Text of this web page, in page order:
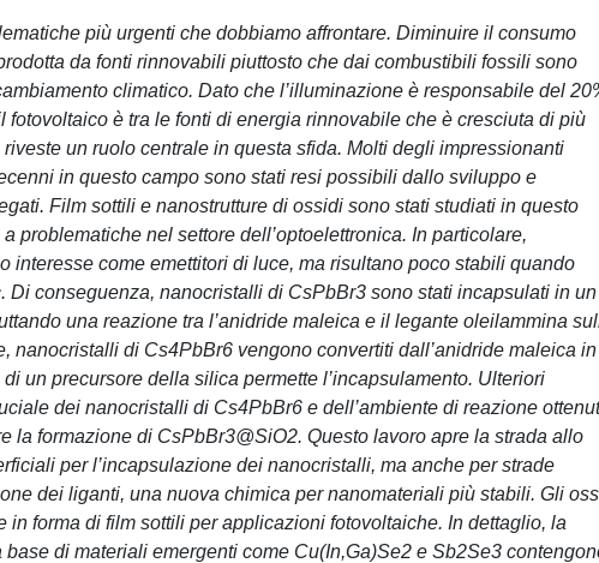
più urgenti che dobbiamo affrontare. Diminuire il consumo
da fonti rinnovabili piuttosto che dai combustibili fossili sono
climatico. Dato che l’illuminazione è responsabile del
è tra le fonti di energia rinnovabile che è cresciuta di più
un ruolo centrale in questa sfida. Molti degli impressionanti
in questo campo sono stati resi possibili dallo sviluppo e
Film sottili e nanostrutture di ossidi sono stati studiati in questo
problematiche nel settore dell’optoelettronica. In particolare,
interesse come emettitori di luce, ma risultano poco stabili quando
Di conseguenza, nanocristalli di CsPbBr3 sono stati incapsulati in un
una reazione tra l’anidride maleica e il legante oleilammina
nanocristalli di Cs4PbBr6 vengono convertiti dall’anidride maleica in
un precursore della silica permette l’incapsulamento. Ulteriori
dei nanocristalli di Cs4PbBr6 e dell’ambiente di reazione
la formazione di CsPbBr3@SiO2. Questo lavoro apre la strada allo
per l’incapsulazione dei nanocristalli, ma anche per strade
dei liganti, una nuova chimica per nanomateriali più stabili. Gli
forma di film sottili per applicazioni fotovoltaiche. In dettaglio, la
di materiali emergenti come Cu(In,Ga)Se2 e Sb2Se3